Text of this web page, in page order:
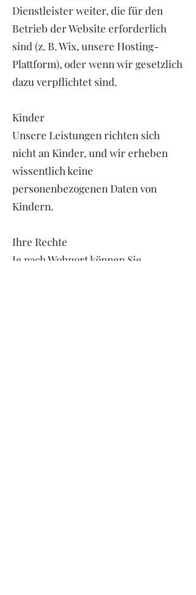
Dienstleister weiter, die für den
Betrieb der Website erforderlich
sind (z. B. Wix, unsere Hosting-
Plattform), oder wenn wir gesetzlich
dazu verpflichtet sind.
Kinder
Unsere Leistungen richten sich
nicht an Kinder, und wir erheben
wissentlich keine
personenbezogenen Daten von
Kindern.
Ihre Rechte
Je nach Wohnort können Sie